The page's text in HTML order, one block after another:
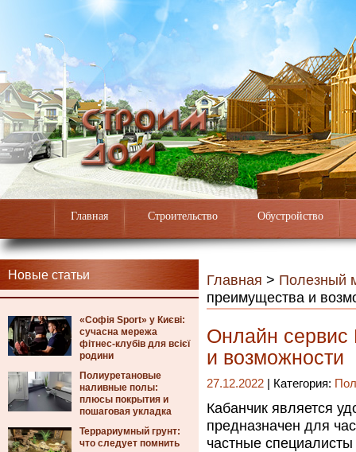
Главная Строительство Обустройство
Новые статьи
«Софія Sport» у Києві:
сучасна мережа
фітнес-клубів для всієї
родини
Полиуретановые
наливные полы:
плюсы покрытия и
пошаговая укладка
Террариумный грунт:
что следует помнить
Главная > Полезный
преимущества и
Онлайн сервис
и возможности
27.12.2022 | Категория:
Кабанчик является
предназначен для
частные